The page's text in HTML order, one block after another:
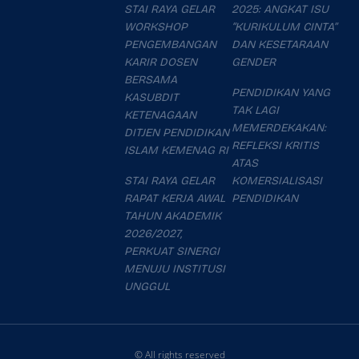
STAI RAYA GELAR
WORKSHOP
PENGEMBANGAN
KARIR DOSEN
BERSAMA
KASUBDIT
KETENAGAAN
DITJEN PENDIDIKAN
ISLAM KEMENAG RI
STAI RAYA GELAR
RAPAT KERJA AWAL
TAHUN AKADEMIK
2026/2027,
PERKUAT SINERGI
MENUJU INSTITUSI
UNGGUL
2025: ANGKAT ISU
“KURIKULUM CINTA”
DAN KESETARAAN
GENDER
PENDIDIKAN YANG
TAK LAGI
MEMERDEKAKAN:
REFLEKSI KRITIS
ATAS
KOMERSIALISASI
PENDIDIKAN
© All rights reserved